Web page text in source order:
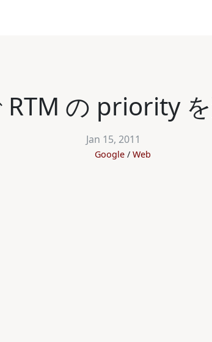
の priority
Jan 15, 2011
Google Web